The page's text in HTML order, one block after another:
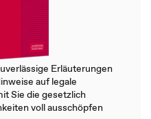
Erläuterungen
auf legale
Sie die gesetzlich
voll ausschöpfen